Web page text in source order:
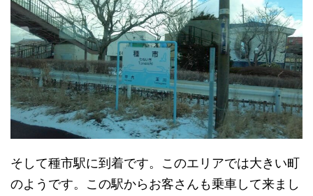
そして種市駅に到着です。このエリアでは大きい町
のようです。この駅からお客さんも乗車して来まし